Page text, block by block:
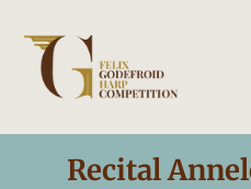
naar
inhoud
Recital